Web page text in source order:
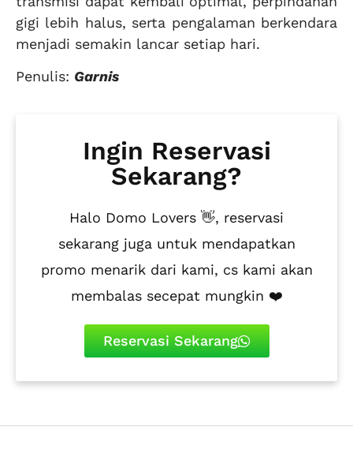
gigi lebih halus, serta pengalaman berkendara
menjadi semakin lancar setiap hari.
Penulis: Garnis
Ingin Reservasi
Sekarang?
Halo Domo Lovers 👋, reservasi
sekarang juga untuk mendapatkan
promo menarik dari kami, cs kami akan
membalas secepat mungkin ❤️
Reservasi Sekarang